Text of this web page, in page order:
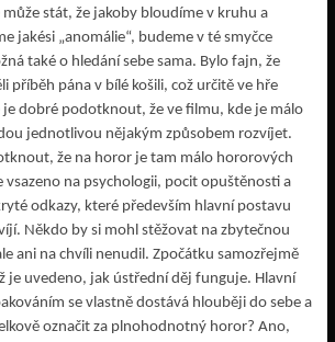
stát, že jakoby bloudíme v kruhu a
jakési „anomálie“, budeme v té smyčce
také o hledání sebe sama. Bylo fajn, že
příběh pána v bílé košili, což určitě ve hře
je dobré podotknout, že ve filmu, kde je málo
jednotlivou nějakým způsobem rozvíjet.
že na horor je tam málo hororových
vsazeno na psychologii, pocit opuštěnosti a
odkazy, které především hlavní postavu
Někdo by si mohl stěžovat na zbytečnou
ani na chvíli nenudil. Zpočátku samozřejmě
je uvedeno, jak ústřední děj funguje. Hlavní
se vlastně dostává hlouběji do sebe a
označit za plnohodnotný horor? Ano,